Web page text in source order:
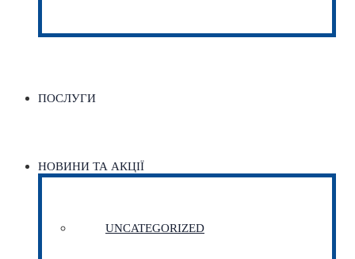
ПОСЛУГИ
НОВИНИ ТА АКЦІЇ
UNCATEGORIZED